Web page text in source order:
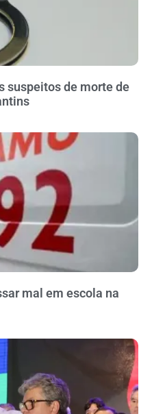
suspeitos de morte de
mal em escola na